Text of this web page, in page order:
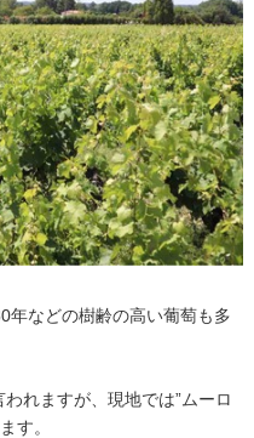
年などの樹齢の高い葡萄も多
れますが、現地では”ムーロ
す。